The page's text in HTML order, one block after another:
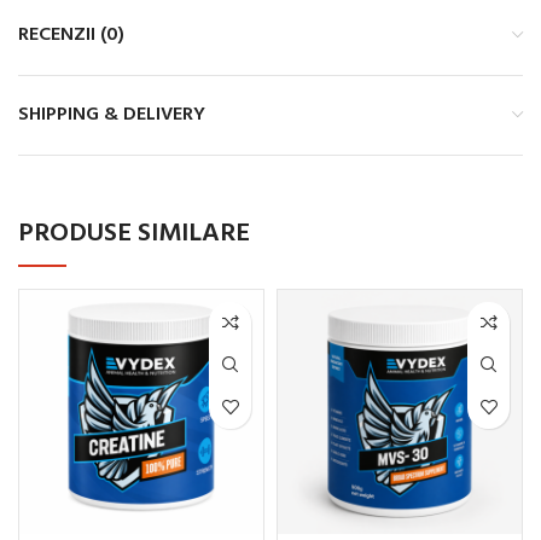
RECENZII (0)
SHIPPING & DELIVERY
PRODUSE SIMILARE